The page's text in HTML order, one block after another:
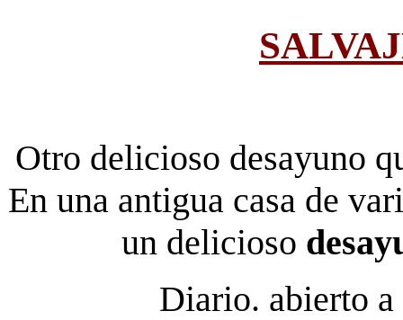
Otro delicioso desayuno
En una antigua casa de
un delicioso
Diario. abierto